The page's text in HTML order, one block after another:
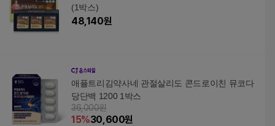
(1박스)
48,140원
애플트리김약사네 관절살리도 콘드로이친 뮤코다
당단백 1200 1박스
36,000원
15%30,600원